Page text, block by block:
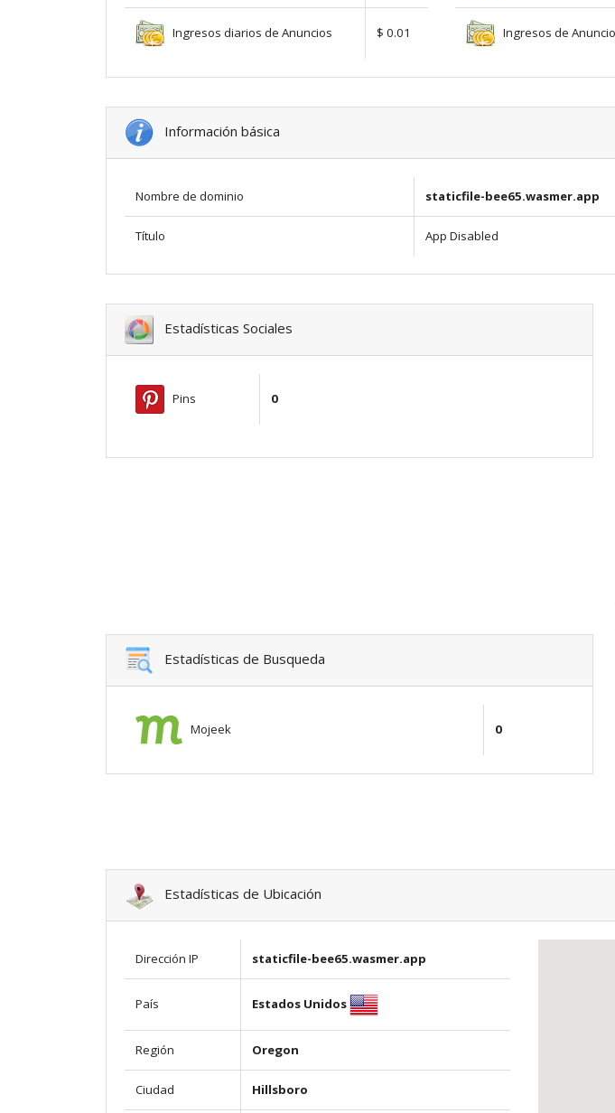
Ingresos diarios de Anuncios $ 0.01 Ingresos de
Información básica
Nombre de dominio staticfile-bee65.wasmer.app
Título App Disabled
Estadísticas Sociales
Pins 0
Estadísticas de Busqueda
Mojeek 0
Estadísticas de Ubicación
Dirección IP staticfile-bee65.wasmer.app
País Estados Unidos
Región Oregon
Ciudad Hillsboro